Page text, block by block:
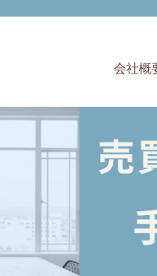
会社概